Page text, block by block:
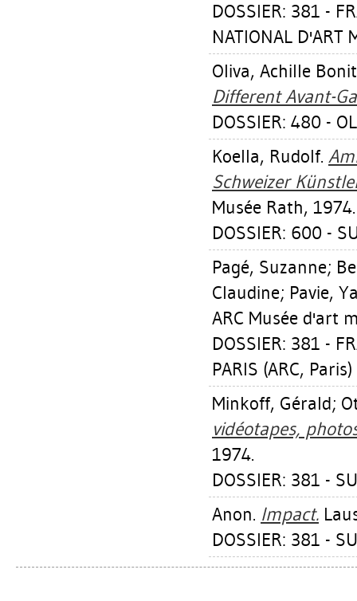
DOSSIER: 381 -
NATIONAL D'ART
Oliva, Achille
Different Avant-
DOSSIER: 480 -
Koella, Rudolf.
Schweizer
Musée Rath, 1974.
DOSSIER: 600 -
Pagé, Suzanne;
Claudine; Pavie,
ARC Musée d'art
DOSSIER: 381 -
PARIS (ARC, Paris)
Minkoff, Gérald;
vidéotapes,
1974.
DOSSIER: 381 -
Anon. Impact.
DOSSIER: 381 -